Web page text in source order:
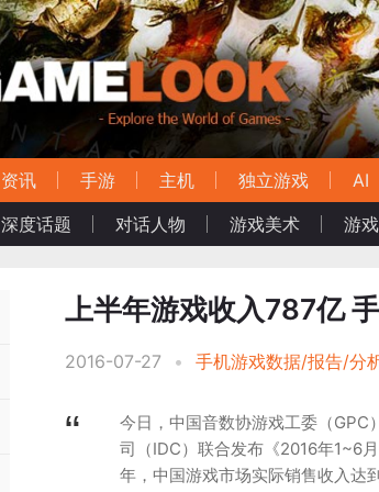
资讯 手游 主机 独立游戏 AI
深度话题
对话人物 游戏美术 游
上半年游戏收入787亿
2016-07-27 • 手机游戏数据/报告/分
今日，中国音数协游戏工委（GPC
司（IDC）联合发布《2016年1~6
年，中国游戏市场实际销售收入达